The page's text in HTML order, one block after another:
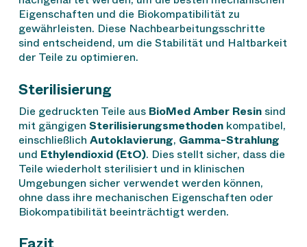
Eigenschaften und die Biokompatibilität zu
gewährleisten. Diese Nachbearbeitungsschritte
sind entscheidend, um die Stabilität und Haltbarkeit
der Teile zu optimieren.
Sterilisierung
Die gedruckten Teile aus BioMed Amber Resinsind
mit gängigen Sterilisierungsmethodenkompatibel,
einschließlich Autoklavierung, Gamma-Strahlung
und Ethylendioxid (EtO). Dies stellt sicher, dass die
Teile wiederholt sterilisiert und in klinischen
Umgebungen sicher verwendet werden können,
ohne dass ihre mechanischen Eigenschaften oder
Biokompatibilität beeinträchtigt werden.